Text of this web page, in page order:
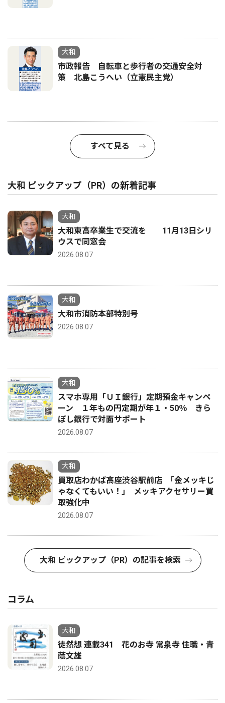
大和
市政報告 自転車と歩行者の交通安全対
策 北島こうへい（立憲民主党）
すべて見る
大和 ピックアップ（PR）の新着記事
大和
大和東高卒業生で交流を 11月13日シリ
ウスで同窓会
2026.08.07
大和
大和市消防本部特別号
2026.08.07
大和
スマホ専用「ＵＩ銀行」定期預金キャンペ
ーン １年もの円定期が年１・50％ きら
ぼし銀行で対面サポート
2026.08.07
大和
買取店わかば高座渋谷駅前店 ｢金メッキじ
ゃなくてもいい！｣ メッキアクセサリー買
取強化中
2026.08.07
大和 ピックアップ（PR）の記事を検索
コラム
大和
徒然想 連載341 花のお寺 常泉寺 住職・青
蔭文雄
2026.08.07